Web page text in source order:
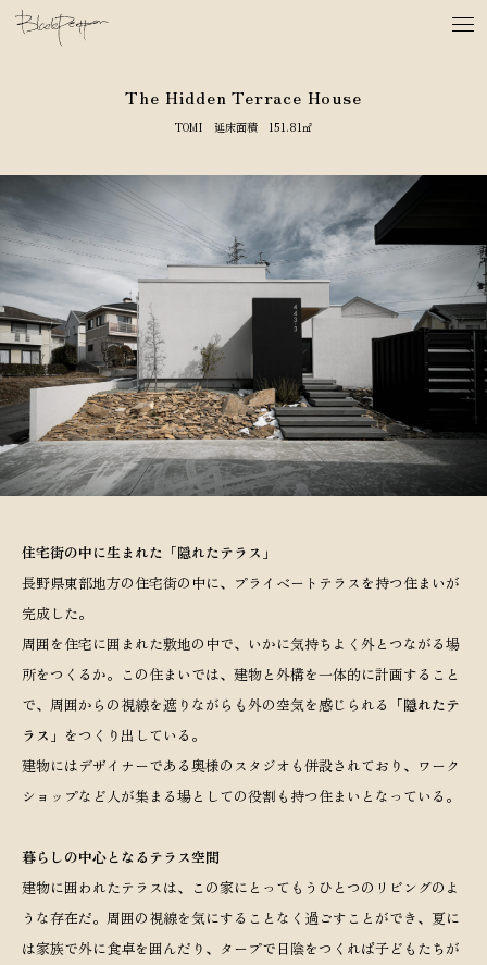
The Hidden Terrace House
TOMI 延床面積 151.81㎡
住宅街の中に生まれた「隠れたテラス」
長野県東部地方の住宅街の中に、プライベートテラスを持つ住まいが
完成した。
周囲を住宅に囲まれた敷地の中で、いかに気持ちよく外とつながる場
所をつくるか。この住まいでは、建物と外構を一体的に計画すること
で、周囲からの視線を遮りながらも外の空気を感じられる 「隠れたテ
ラス」 をつくり出している。
建物にはデザイナーである奥様のスタジオも併設されており、ワーク
ショップなど人が集まる場としての役割も持つ住まいとなっている。
暮らしの中心となるテラス空間
建物に囲われたテラスは、この家にとってもうひとつのリビングのよ
うな存在だ。周囲の視線を気にすることなく過ごすことができ、夏に
は家族で外に食卓を囲んだり、タープで日陰をつくれば子どもたちが